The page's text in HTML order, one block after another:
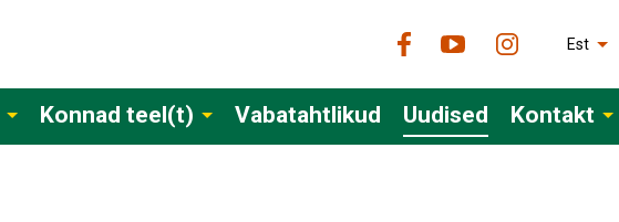
Est
Konnad teel(t) Vabatahtlikud Uudised Kontakt